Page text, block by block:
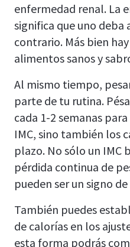
enfermedad renal. La
significa que uno deba
contrario. Más bien
alimentos sanos y
Al mismo tiempo,
parte de tu rutina.
cada 1-2 semanas
IMC, sino también los
plazo. No sólo un IMC
pérdida continua de
pueden ser un signo
También puedes
de calorías en los
esta forma podrás